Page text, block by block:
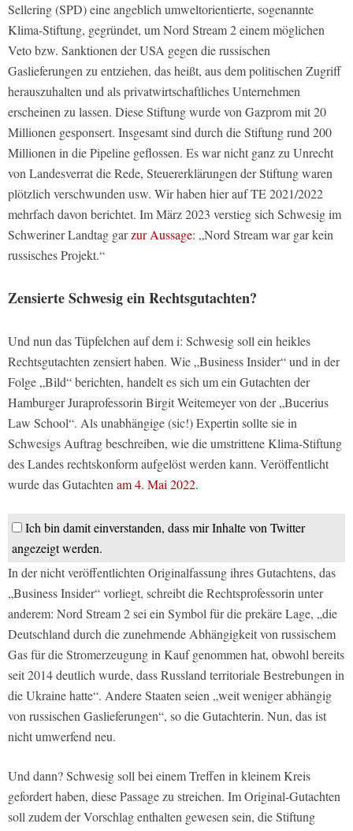
Sellering (SPD) eine angeblich umweltorientierte, sogenannte
Klima-Stiftung, gegründet, um Nord Stream 2 einem möglichen
Veto bzw. Sanktionen der USA gegen die russischen
Gaslieferungen zu entziehen, das heißt, aus dem politischen Zugriff
herauszuhalten und als privatwirtschaftliches Unternehmen
erscheinen zu lassen. Diese Stiftung wurde von Gazprom mit 20
Millionen gesponsert. Insgesamt sind durch die Stiftung rund 200
Millionen in die Pipeline geflossen. Es war nicht ganz zu Unrecht
von Landesverrat die Rede, Steuererklärungen der Stiftung waren
plötzlich verschwunden usw. Wir haben hier auf TE 2021/2022
mehrfach davon berichtet. Im März 2023 verstieg sich Schwesig im
Schweriner Landtag garzur Aussage: „Nord Stream war gar kein
russisches Projekt.“
Zensierte Schwesig ein Rechtsgutachten?
Und nun das Tüpfelchen auf dem i: Schwesig soll ein heikles
Rechtsgutachten zensiert haben. Wie „Business Insider“ und in der
Folge „Bild“ berichten, handelt es sich um ein Gutachten der
Hamburger Juraprofessorin Birgit Weitemeyer von der „Bucerius
Law School“. Als unabhängige (sic!) Expertin sollte sie in
Schwesigs Auftrag beschreiben, wie die umstrittene Klima-Stiftung
des Landes rechtskonform aufgelöst werden kann. Veröffentlicht
wurde das Gutachtenam 4. Mai 2022.
Ich bin damit einverstanden, dass mir Inhalte von Twitter
angezeigt werden.
In der nicht veröffentlichten Originalfassung ihres Gutachtens, das
„Business Insider“ vorliegt, schreibt die Rechtsprofessorin unter
anderem: Nord Stream 2 sei ein Symbol für die prekäre Lage, „die
Deutschland durch die zunehmende Abhängigkeit von russischem
Gas für die Stromerzeugung in Kauf genommen hat, obwohl bereits
seit 2014 deutlich wurde, dass Russland territoriale Bestrebungen in
die Ukraine hatte“. Andere Staaten seien „weit weniger abhängig
von russischen Gaslieferungen“, so die Gutachterin. Nun, das ist
nicht umwerfend neu.
Und dann? Schwesig soll bei einem Treffen in kleinem Kreis
gefordert haben, diese Passage zu streichen. Im Original-Gutachten
soll zudem der Vorschlag enthalten gewesen sein, die Stiftung